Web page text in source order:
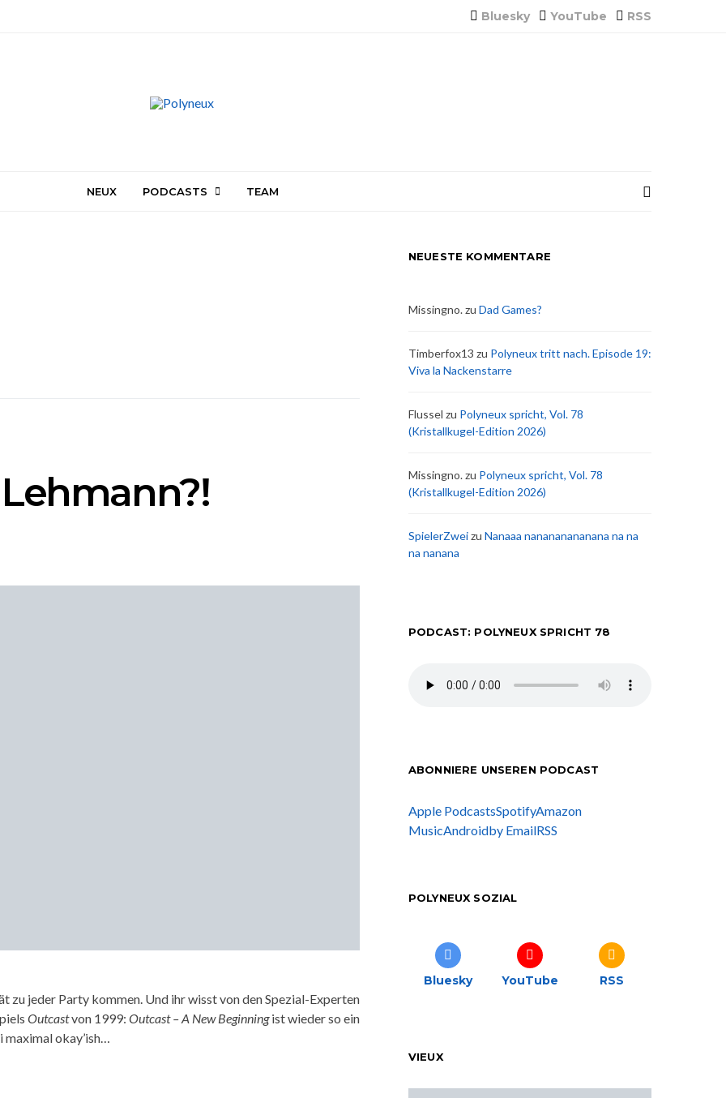
Bluesky YouTube RSS
NEUX PODCASTS TEAM
zu jeder Party kommen. Und ihr wisst von den Spezial-Experten
Outcastvon 1999: Outcast – A New Beginningist wieder so ein
maximal okay’ish…
NEUESTE KOMMENTARE
Missingno.zu Dad Games?
Timberfox13 zu Polyneux tritt nach. Episode 19:
Viva la Nackenstarre
Flussel zu Polyneux spricht, Vol. 78
(Kristallkugel-Edition 2026)
Missingno.zu Polyneux spricht, Vol. 78
(Kristallkugel-Edition 2026)
SpielerZweizu Nanaaa nanananananana na na
na nanana
PODCAST: POLYNEUX SPRICHT 78
ABONNIERE UNSEREN PODCAST
Apple PodcastsSpotifyAmazon
MusicAndroidby EmailRSS
POLYNEUX SOZIAL
Bluesky YouTube RSS
VIEUX